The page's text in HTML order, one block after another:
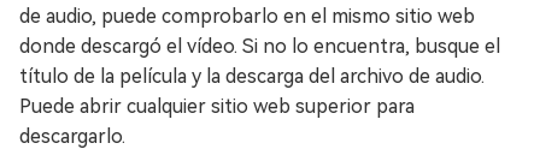
de audio, puede comprobarlo en el mismo sitio web
donde descargó el vídeo. Si no lo encuentra, busque el
título de la película y la descarga del archivo de audio.
Puede abrir cualquier sitio web superior para
descargarlo.